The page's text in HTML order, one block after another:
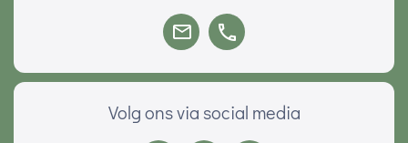
Volg ons via social media